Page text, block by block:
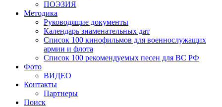
ПОЭЗИЯ
Методика
Руководящие документы
Календарь знаменательных дат
Список 100 кинофильмов для военнослужащих
армии и флота
Список 100 рекомендуемых песен для ВС РФ
Фото
ВИДЕО
Контакты
Партнеры
Поиск